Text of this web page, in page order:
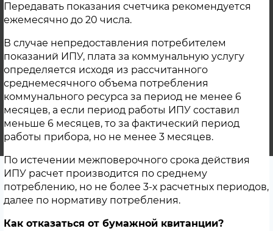
Передавать показания счетчика рекомендуется
ежемесячно до 20 числа.
В случае непредоставления потребителем
показаний ИПУ, плата за коммунальную услугу
определяется исходя из рассчитанного
среднемесячного объема потребления
коммунального ресурса за период не менее 6
месяцев, а если период работы ИПУ составил
меньше 6 месяцев, то за фактический период
работы прибора, но не менее 3 месяцев.
По истечении межповерочного срока действия
ИПУ расчет производится по среднему
потреблению, но не более 3-х расчетных периодов,
далее по нормативу потребления.
Как отказаться от бумажной квитанции?